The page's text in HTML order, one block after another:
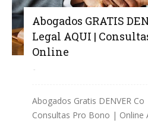
Abogados GRATIS
Legal AQUI |
Online
-
Abogados Gratis DENVER
Consultas Pro Bono | Online